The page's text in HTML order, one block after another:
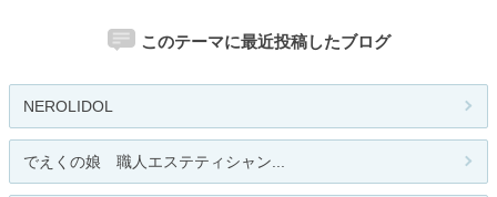
このテーマに最近投稿したブログ
NEROLIDOL
でえくの娘 職人エステティシャン...